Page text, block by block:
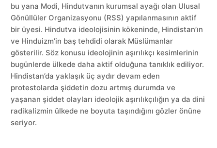
bu yana Modi, Hindutvanın kurumsal ayağı olan Ulusal
Gönüllüler Organizasyonu (RSS) yapılanmasının aktif
bir üyesi. Hindutva ideolojisinin kökeninde, Hindistan’ın
ve Hinduizm’in baş tehdidi olarak Müslümanlar
gösterilir. Söz konusu ideolojinin aşırılıkçı kesimlerinin
bugünlerde ülkede daha aktif olduğuna tanıklık ediliyor.
Hindistan’da yaklaşık üç aydır devam eden
protestolarda şiddetin dozu artmış durumda ve
yaşanan şiddet olayları ideolojik aşırılıkçılığın ya da dini
radikalizmin ülkede ne boyuta taşındığını gözler önüne
seriyor.